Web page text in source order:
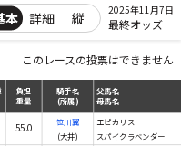
このレースの投票はできません
本 詳細 縦 2025年11月7日
最終オッズ
負担
重量
騎手名
(所属)
父馬名
母馬名
負担
重量
騎手名
(所属)
父馬名
母馬名
55.0
笹川翼
(大井)
エピカリス
スパイクラベンダー